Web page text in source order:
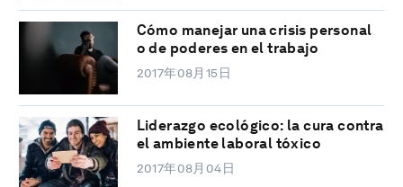
Cómo manejar una crisis personal
o de poderes en el trabajo
2017年08月15日
Liderazgo ecológico: la cura contra
el ambiente laboral tóxico
2017年08月04日